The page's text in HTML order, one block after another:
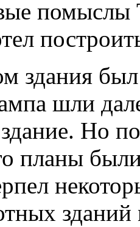
здания
шли
Но
планы